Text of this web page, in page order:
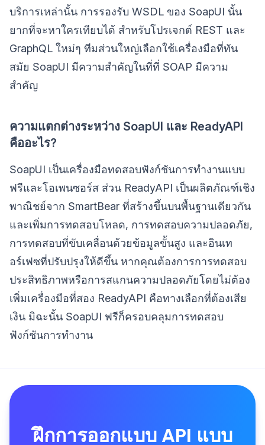
บริการเหล่านั้น การรองรับ WSDL ของ SoapUI นั้น
ยากที่จะหาใครเทียบได้ สำหรับโปรเจกต์ REST และ
GraphQL ใหม่ๆ ทีมส่วนใหญ่เลือกใช้เครื่องมือที่ทัน
สมัย SoapUI มีความสำคัญในที่ที่ SOAP มีความ
สำคัญ
ความแตกต่างระหว่าง SoapUI และ ReadyAPI
คืออะไร?
SoapUI เป็นเครื่องมือทดสอบฟังก์ชันการทำงานแบบ
ฟรีและโอเพนซอร์ส ส่วน ReadyAPI เป็นผลิตภัณฑ์เชิง
พาณิชย์จาก SmartBear ที่สร้างขึ้นบนพื้นฐานเดียวกัน
และเพิ่มการทดสอบโหลด, การทดสอบความปลอดภัย,
การทดสอบที่ขับเคลื่อนด้วยข้อมูลขั้นสูง และอินเท
อร์เฟซที่ปรับปรุงให้ดีขึ้น หากคุณต้องการการทดสอบ
ประสิทธิภาพหรือการสแกนความปลอดภัยโดยไม่ต้อง
เพิ่มเครื่องมือที่สอง ReadyAPI คือทางเลือกที่ต้องเสีย
เงิน มิฉะนั้น SoapUI ฟรีก็ครอบคลุมการทดสอบ
ฟังก์ชันการทำงาน
ฝึกการออกแบบ API แบบ